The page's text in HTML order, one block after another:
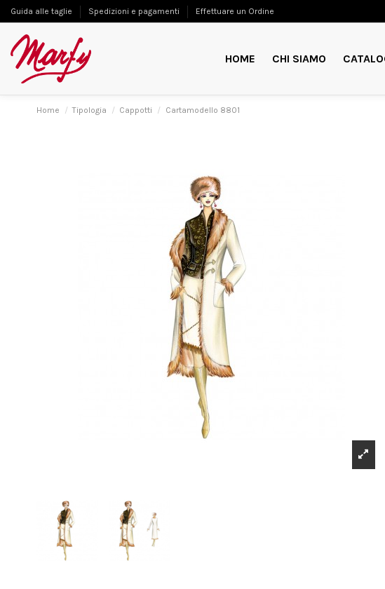
Guida alle taglie Spedizioni e pagamenti Effettuare un Ordine
HOME CHI SIAMO
Home Tipologia Cappotti Cartamodello 8801